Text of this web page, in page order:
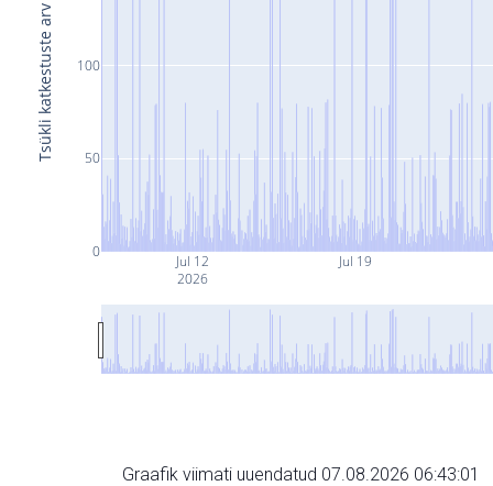
Jul 12
2026
Jul 19
0
50
100
Tsükli katkestuste arv
Graafik viimati uuendatud 07.08.2026 06:43:01